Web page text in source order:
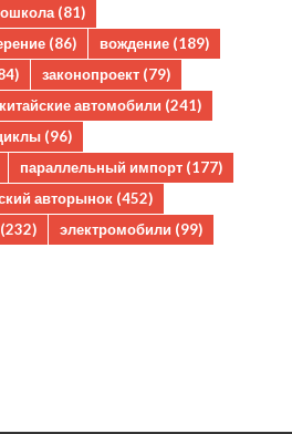
(81)
(86) вождение (189)
законопроект (79)
китайские автомобили (241)
(96)
параллельный импорт (177)
авторынок (452)
(232) электромобили (99)